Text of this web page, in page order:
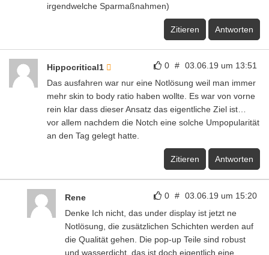
irgendwelche Sparmaßnahmen)
Zitieren Antworten
0 # 03.06.19 um 13:51
Hippocritical1
Das ausfahren war nur eine Notlösung weil man immer
mehr skin to body ratio haben wollte. Es war von vorne
rein klar dass dieser Ansatz das eigentliche Ziel ist…
vor allem nachdem die Notch eine solche Umpopularität
an den Tag gelegt hatte.
Zitieren Antworten
0 # 03.06.19 um 15:20
Rene
Denke Ich nicht, das under display ist jetzt ne
Notlösung, die zusätzlichen Schichten werden auf
die Qualität gehen. Die pop-up Teile sind robust
und wasserdicht, das ist doch eigentlich eine